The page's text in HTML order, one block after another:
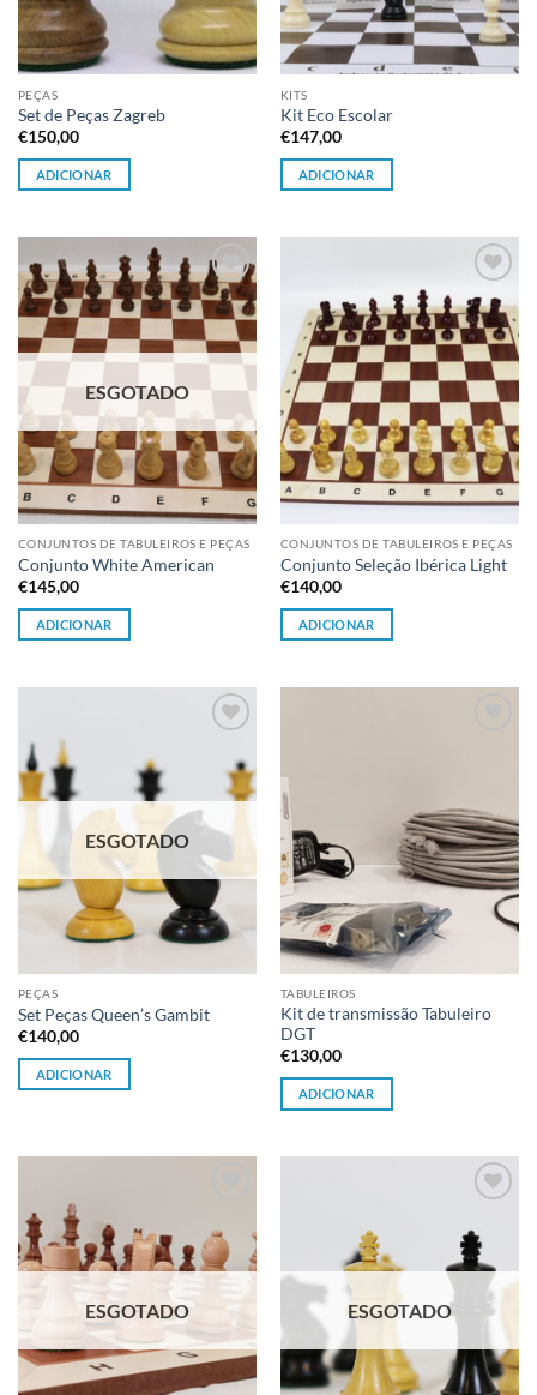
PEÇAS
Set de Peças Zagreb
€150,00
ADICIONAR
KITS
Kit Eco Escolar
€147,00
ADICIONAR
Adicionar
à lista de
desejos
ESGOTADO
CONJUNTOS DE TABULEIROS E PEÇAS
Conjunto White American
€145,00
ADICIONAR
Adicionar
à lista de
desejos
CONJUNTOS DE TABULEIROS E PEÇAS
Conjunto Seleção Ibérica Light
€140,00
ADICIONAR
à lista de
desejos
ESGOTADO
PEÇAS
Set Peças Queen’s Gambit
€140,00
ADICIONAR
TABULEIROS
Kit de transmissão Tabuleiro
DGT
€130,00
ADICIONAR
à lista de
desejos
ESGOTADO
à lista de
desejos
ESGOTADO